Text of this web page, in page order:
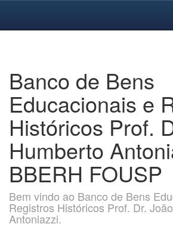
Banco de Bens
Educacionais e
Históricos Prof.
Humberto
BBERH FOUSP
Bem vindo ao Banco de Bens
Registros Históricos Prof. Dr.
Antoniazzi.